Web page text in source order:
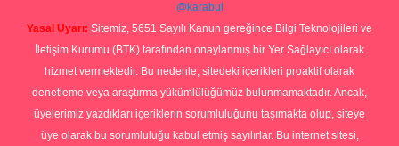
@karabul
Yasal Uyarı: Sitemiz, 5651 Sayılı Kanun gereğince Bilgi Teknolojileri ve
İletişim Kurumu (BTK) tarafından onaylanmış bir Yer Sağlayıcı olarak
hizmet vermektedir. Bu nedenle, sitedeki içerikleri proaktif olarak
denetleme veya araştırma yükümlülüğümüz bulunmamaktadır. Ancak,
üyelerimiz yazdıkları içeriklerin sorumluluğunu taşımakta olup, siteye
üye olarak bu sorumluluğu kabul etmiş sayılırlar. Bu internet sitesi,